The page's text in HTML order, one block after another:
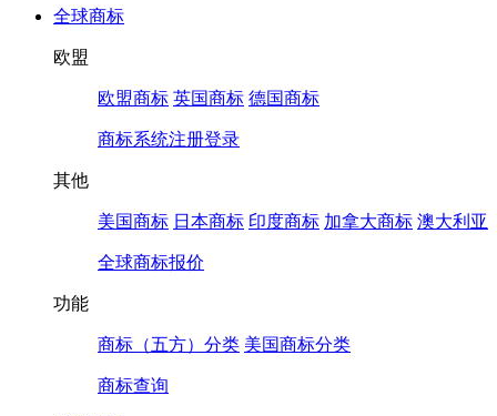
全球商标
欧盟
欧盟商标 英国商标 德国商标
商标系统注册登录
其他
美国商标 日本商标 印度商标 加拿大商标 澳大利亚
全球商标报价
功能
商标（五方）分类 美国商标分类
商标查询